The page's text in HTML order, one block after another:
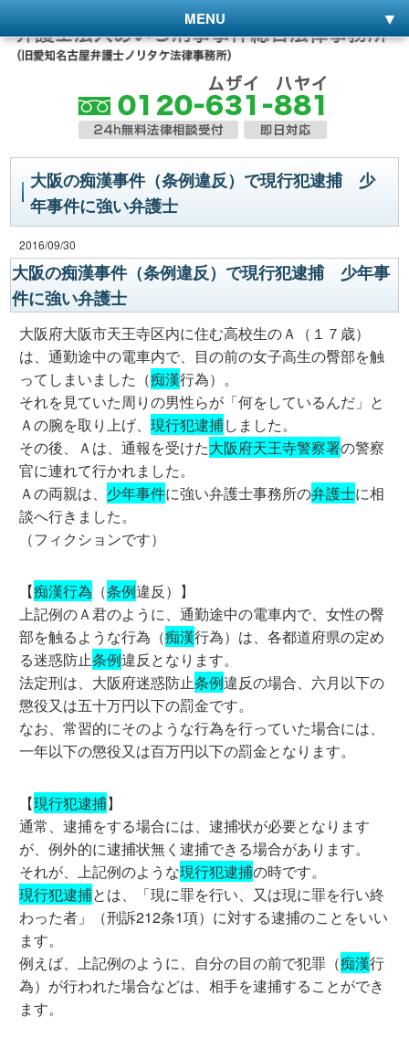
MENU
大阪の痴漢事件（条例違反）で現行犯逮捕 少
年事件に強い弁護士
2016/09/30
大阪の痴漢事件（条例違反）で現行犯逮捕 少年事
件に強い弁護士
大阪府大阪市天王寺区内に住む高校生のＡ（１７歳）
は、通勤途中の電車内で、目の前の女子高生の臀部を触
ってしまいました（痴漢行為）。
それを見ていた周りの男性らが「何をしているんだ」と
Ａの腕を取り上げ、現行犯逮捕しました。
その後、Ａは、通報を受けた大阪府天王寺警察署の警察
官に連れて行かれました。
Ａの両親は、 少年事件に強い弁護士事務所の弁護士に相
談へ行きました。
（フィクションです）
【痴漢行為 （条例違反）】
上記例のＡ君のように、通勤途中の電車内で、女性の臀
部を触るような行為（痴漢行為）は、各都道府県の定め
る迷惑防止条例違反となります。
法定刑は、大阪府迷惑防止条例違反の場合、六月以下の
懲役又は五十万円以下の罰金です。
なお、常習的にそのような行為を行っていた場合には、
一年以下の懲役又は百万円以下の罰金となります。
【現行犯逮捕】
通常、逮捕をする場合には、逮捕状が必要となります
が、例外的に逮捕状無く逮捕できる場合があります。
それが、上記例のような現行犯逮捕の時です。
現行犯逮捕とは、「現に罪を行い、又は現に罪を行い終
わった者」（刑訴212条1項）に対する逮捕のことをいい
ます。
例えば、上記例のように、自分の目の前で犯罪（痴漢行
為）が行われた場合などは、相手を逮捕することができ
ます。